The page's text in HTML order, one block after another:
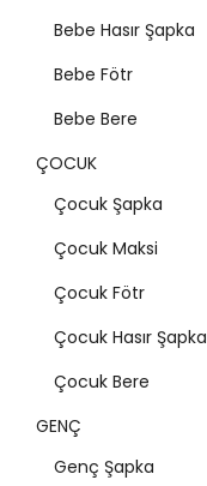
Bebe Hasır Şapka
Bebe Fötr
Bebe Bere
ÇOCUK
Çocuk Şapka
Çocuk Maksi
Çocuk Fötr
Çocuk Hasır Şapka
Çocuk Bere
GENÇ
Genç Şapka